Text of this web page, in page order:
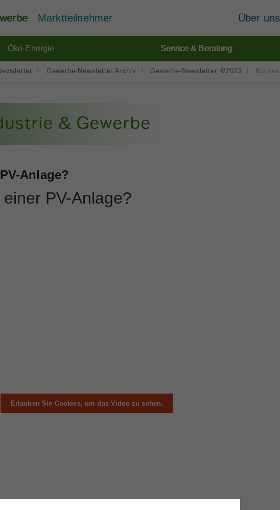
Marktteilnehmer Über uns
Öko-Energie Service & Beratung
Gewerbe-Newsletter Archiv Gewerbe-Newsletter 4/2023
Anlage?
PV-Anlage?
Erlauben Sie Cookies, um das Video zu sehen.
Erlauben Sie Cookies, um das Video zu sehen.